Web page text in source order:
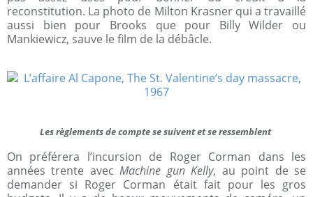
reconstitution. La photo de Milton Krasner qui a travaillé
aussi bien pour Brooks que pour Billy Wilder ou
Mankiewicz, sauve le film de la débâcle.
Les règlements de compte se suivent et se ressemblent
On préférera l’incursion de Roger Corman dans les
années trente avecMachine gun Kelly, au point de se
demander si Roger Corman était fait pour les gros